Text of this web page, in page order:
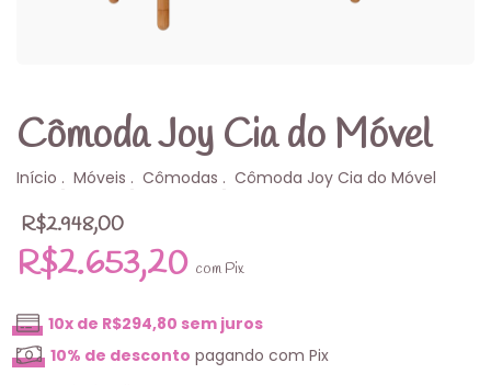
Cômoda Joy Cia do Móvel
Início . Móveis . Cômodas . Cômoda Joy Cia do Móvel
R$2.948,00
R$2.653,20 com Pix
10x de R$294,80 sem juros
10% de desconto pagando com Pix